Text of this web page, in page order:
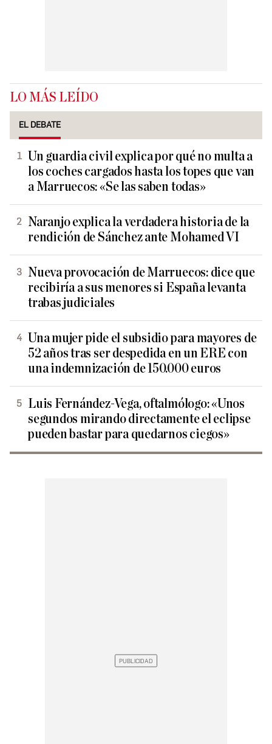
LO MÁS LEÍDO
EL DEBATE
Un guardia civil explica por qué no multa a
los coches cargados hasta los topes que van
a Marruecos: «Se las saben todas»
Naranjo explica la verdadera historia de la
rendición de Sánchez ante Mohamed VI
Nueva provocación de Marruecos: dice que
recibiría a sus menores si España levanta
trabas judiciales
Una mujer pide el subsidio para mayores de
52 años tras ser despedida en un ERE con
una indemnización de 150.000 euros
Luis Fernández-Vega, oftalmólogo: «Unos
segundos mirando directamente el eclipse
pueden bastar para quedarnos ciegos»